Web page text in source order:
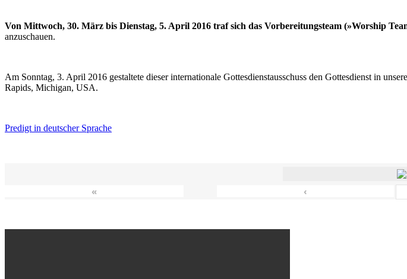
Von Mittwoch, 30. März bis Dienstag, 5. April 2016 traf sich das Vorbereitungsteam (»Worship
anzuschauen.
Am Sonntag, 3. April 2016 gestaltete dieser internationale Gottesdienstausschuss den Gottesdienst in
Rapids, Michigan, USA.
Predigt in deutscher Sprache
« ‹